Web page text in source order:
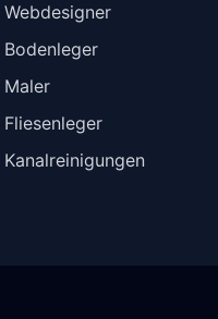
Webdesigner
Bodenleger
Maler
Fliesenleger
Kanalreinigungen